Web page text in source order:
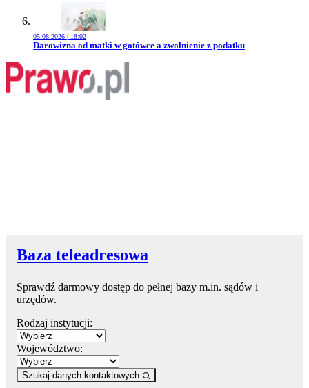
05.08.2026 | 18:02
Przejdź do artykułu:
Darowizna od matki w gotówce a zwolnienie z podatku
Baza teleadresowa
Sprawdź darmowy dostęp do pełnej bazy m.in. sądów i
urzędów.
Rodzaj instytucji:
Województwo:
Szukaj danych kontaktowych